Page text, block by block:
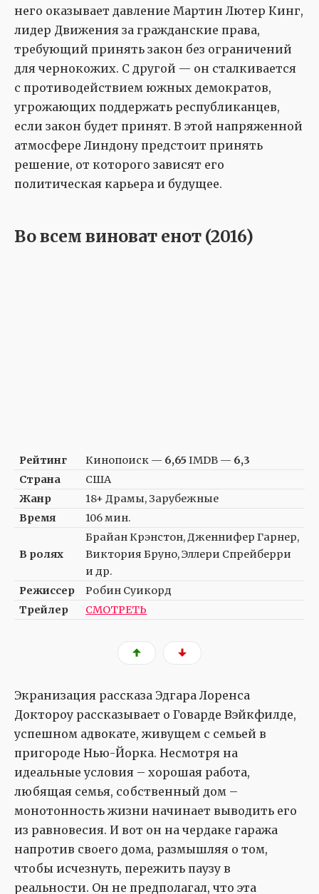
него оказывает давление Мартин Лютер Кинг,
лидер Движения за гражданские права,
требующий принять закон без ограничений
для чернокожих. С другой — он сталкивается
с противодействием южных демократов,
угрожающих поддержать республиканцев,
если закон будет принят. В этой напряженной
атмосфере Линдону предстоит принять
решение, от которого зависят его
политическая карьера и будущее.
Во всем виноват енот (2016)
Рейтинг Кинопоиск — 6,65IMDB — 6,3
Страна
США
Жанр
18+ Драмы, Зарубежные
Время
106 мин.
В ролях
Брайан Крэнстон, Дженнифер Гарнер,
Виктория Бруно, Эллери Спрейберри
и др.
Режиссер
Робин Суикорд
Трейлер
СМОТРЕТЬ
Экранизация рассказа Эдгара Лоренса
Доктороу рассказывает о Говарде Вэйкфилде,
успешном адвокате, живущем с семьей в
пригороде Нью-Йорка. Несмотря на
идеальные условия – хорошая работа,
любящая семья, собственный дом –
монотонность жизни начинает выводить его
из равновесия. И вот он на чердаке гаража
напротив своего дома, размышляя о том,
чтобы исчезнуть, пережить паузу в
реальности. Он не предполагал, что эта